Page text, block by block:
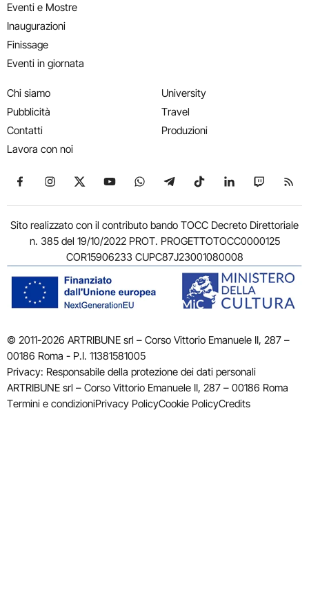
Eventi e Mostre
Inaugurazioni
Finissage
Eventi in giornata
Chi siamo
Pubblicità
Contatti
Lavora con noi
University
Travel
Produzioni
Seguici su Facebook
Seguici su Instagram
Seguici su X
Seguici su YouTube
Seguici su WhatsApp
Seguici su Telegram
Seguici su TikTok
Seguici su
Seguici
Sito realizzato con il contributo bando TOCC Decreto Direttoriale
n. 385 del 19/10/2022 PROT. PROGETTOTOCC0000125
COR15906233 CUPC87J23001080008
© 2011-2026 ARTRIBUNE srl – Corso Vittorio Emanuele II, 287 –
00186 Roma - P.I. 11381581005
Privacy: Responsabile della protezione dei dati personali
ARTRIBUNE srl – Corso Vittorio Emanuele II, 287 – 00186 Roma
Termini e condizioniPrivacy PolicyCookie PolicyCredits